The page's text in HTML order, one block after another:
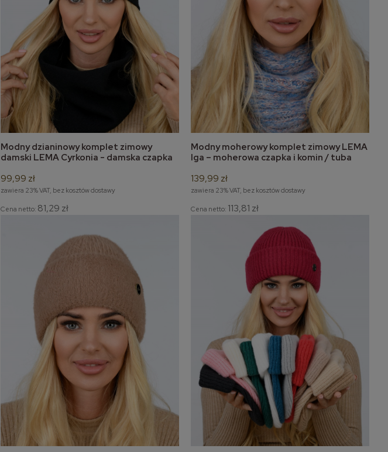
do koszyka
Modny dzianinowy komplet zimowy
damski LEMA Cyrkonia - damska czapka
99,99 zł
zawiera 23% VAT, bez kosztów dostawy
Cena netto: 81,29 zł
do koszyka
Modny moherowy komplet zimowy LEMA
Iga – moherowa czapka i komin / tuba
139,99 zł
zawiera 23% VAT, bez kosztów dostawy
Cena netto: 113,81 zł